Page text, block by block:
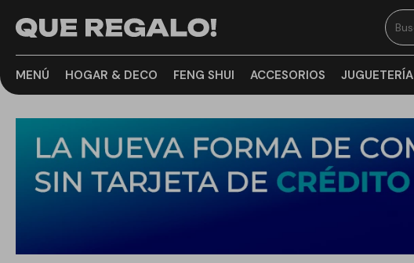
MENÚ HOGAR & DECO FENG SHUI ACCESORIOS JUGUETERÍA